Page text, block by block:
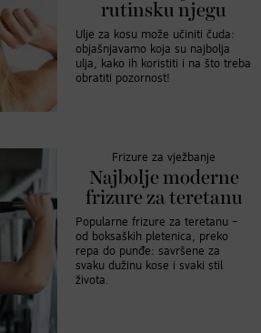
rutinsku njegu
Ulje za kosu može učiniti čuda:
objašnjavamo koja su najbolja
ulja, kako ih koristiti i na što treba
obratiti pozornost!
Frizure za vježbanje
Najbolje moderne
frizure za teretanu
Popularne frizure za teretanu –
od boksaških pletenica, preko
repa do punđe: savršene za
svaku dužinu kose i svaki stil
života.